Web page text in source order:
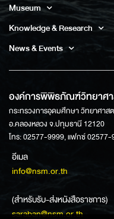
Museum
Knowledge & Research
News & Events
องค์การพิพิธภัณฑ์วิทยาศา
กระทรวงการอุดมศึกษา วิทยาศาส
อ.คลองหลวง จ.ปทุมธานี 12120
โทร: 02577-9999, แฟกซ์
อีเมล
info@nsm.or.th
(สำหรับรับ-ส่งหนังสือราชการ)
saraban@nsm.or.th